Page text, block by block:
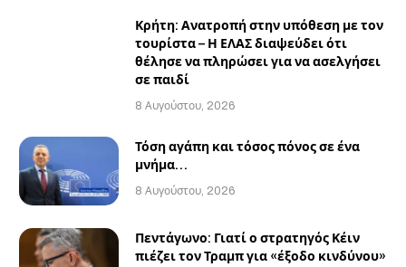
Κρήτη: Ανατροπή στην υπόθεση με τον
τουρίστα – Η ΕΛΑΣ διαψεύδει ότι
θέλησε να πληρώσει για να ασελγήσει
σε παιδί
8 Αυγούστου, 2026
Τόση αγάπη και τόσος πόνος σε ένα
μνήμα…
8 Αυγούστου, 2026
Πεντάγωνο: Γιατί ο στρατηγός Κέιν
πιέζει τον Τραμπ για «έξοδο κινδύνου»